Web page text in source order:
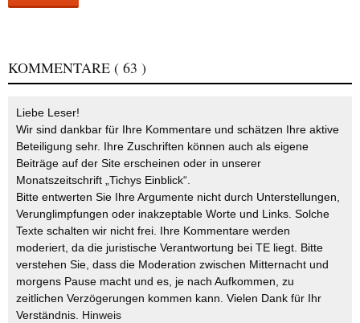
KOMMENTARE ( 63 )
Liebe Leser!
Wir sind dankbar für Ihre Kommentare und schätzen Ihre aktive
Beteiligung sehr. Ihre Zuschriften können auch als eigene
Beiträge auf der Site erscheinen oder in unserer
Monatszeitschrift „Tichys Einblick“.
Bitte entwerten Sie Ihre Argumente nicht durch Unterstellungen,
Verunglimpfungen oder inakzeptable Worte und Links. Solche
Texte schalten wir nicht frei. Ihre Kommentare werden
moderiert, da die juristische Verantwortung bei TE liegt. Bitte
verstehen Sie, dass die Moderation zwischen Mitternacht und
morgens Pause macht und es, je nach Aufkommen, zu
zeitlichen Verzögerungen kommen kann. Vielen Dank für Ihr
Verständnis. Hinweis